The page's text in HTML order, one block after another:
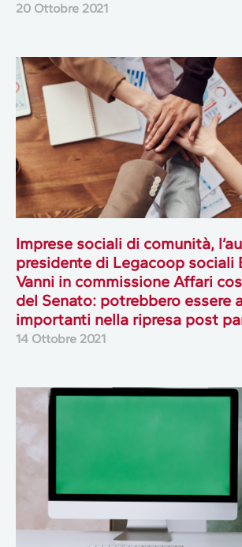
20 Ottobre 2021
Imprese sociali di comunità,
presidente di Legacoop sociali
Vanni in commissione Affari
del Senato: potrebbero essere
importanti nella ripresa post
14 Ottobre 2021